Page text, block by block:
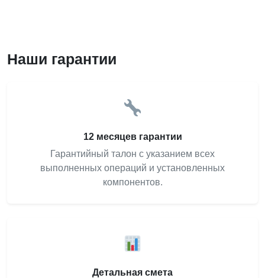
Наши гарантии
12 месяцев гарантии
Гарантийный талон с указанием всех
выполненных операций и установленных
компонентов.
Детальная смета